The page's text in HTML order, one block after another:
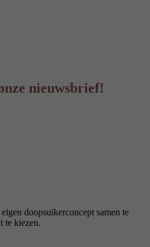
nieuwsbrief!
doopsuikerconcept samen te
te kiezen.